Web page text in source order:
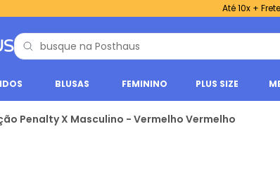
Até 10x +
BLUSAS FEMININO PLUS SIZE
Penalty X Masculino - Vermelho Vermelho